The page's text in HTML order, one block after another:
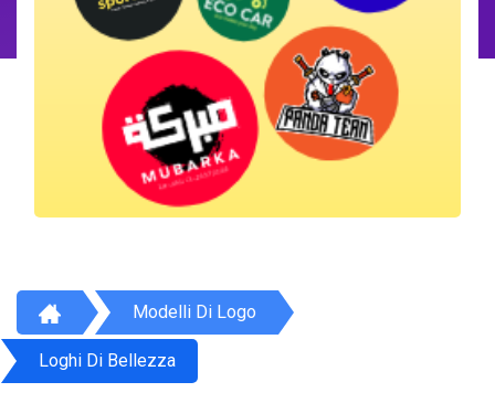
Modelli Di Logo
Loghi Di Bellezza